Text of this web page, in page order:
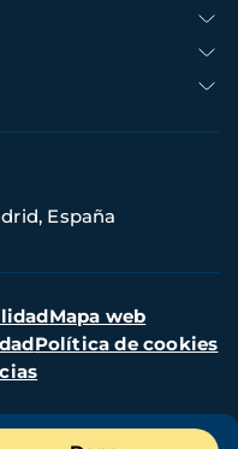
España
Mapa web
Política de cookies